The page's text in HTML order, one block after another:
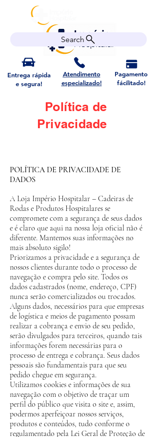
Search
Entrega rápida
e segura!
Atendimento
especializado!
Pagamento
fácilitado!
Política de
Privacidade
POLÍTICA DE PRIVACIDADE DE
DADOS
A Loja Império Hospitalar – Cadeiras de
Rodas e Produtos Hospitalares se
compromete com a segurança de seus dados
e é claro que aqui na nossa loja oficial não é
diferente. Mantemos suas informações no
mais absoluto sigilo!
Priorizamos a privacidade e a segurança de
nossos clientes durante todo o processo de
navegação e compra pelo site. Todos os
dados cadastrados (nome, endereço, CPF)
nunca serão comercializados ou trocados.
Alguns dados, necessários para que empresas
de logística e meios de pagamento possam
realizar a cobrança e envio de seu pedido,
serão divulgados para terceiros, quando tais
informações forem necessárias para o
processo de entrega e cobrança. Seus dados
pessoais são fundamentais para que seu
pedido chegue em segurança.
Utilizamos cookies e informações de sua
navegação com o objetivo de traçar um
perfil do público que visita o site e, assim,
podermos aperfeiçoar nossos serviços,
produtos e conteúdos, tudo conforme o
regulamentado pela Lei Geral de Proteção de